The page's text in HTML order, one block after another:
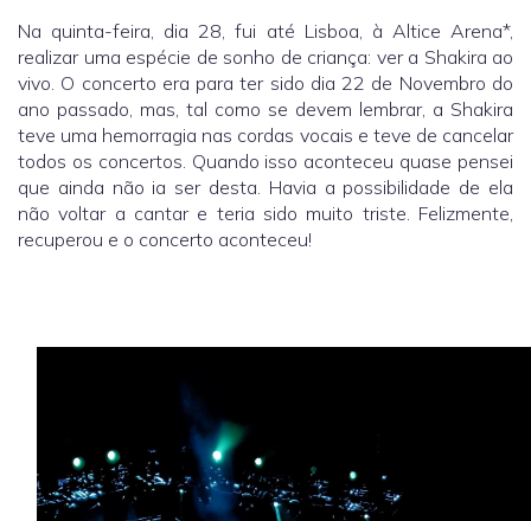
Na quinta-feira, dia 28, fui até Lisboa, à Altice Arena*,
realizar uma espécie de sonho de criança: ver a Shakira ao
vivo. O concerto era para ter sido dia 22 de Novembro do
ano passado, mas, tal como se devem lembrar, a Shakira
teve uma hemorragia nas cordas vocais e teve de cancelar
todos os concertos. Quando isso aconteceu quase pensei
que ainda não ia ser desta. Havia a possibilidade de ela
não voltar a cantar e teria sido muito triste. Felizmente,
recuperou e o concerto aconteceu!